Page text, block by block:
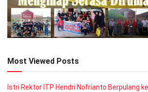
Most Viewed Posts
Istri Rektor ITP Hendri Nofrianto Berpulang